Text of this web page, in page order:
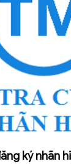
ký nhãn